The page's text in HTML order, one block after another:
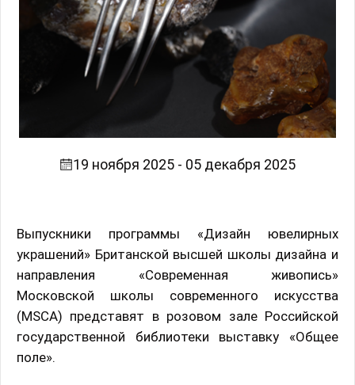
19 ноября 2025 - 05 декабря 2025
Выпускники программы «Дизайн ювелирных
украшений» Британской высшей школы дизайна и
направления «Современная живопись»
Московской школы современного искусства
(MSCA) представят в розовом зале Российской
государственной библиотеки выставку «Общее
поле».